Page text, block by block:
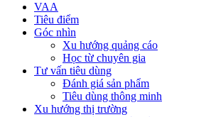
VAA
Tiêu điểm
Góc nhìn
Xu hướng quảng cáo
Học từ chuyên gia
Tư vấn tiêu dùng
Đánh giá sản phẩm
Tiêu dùng thông minh
Xu hướng thị trường